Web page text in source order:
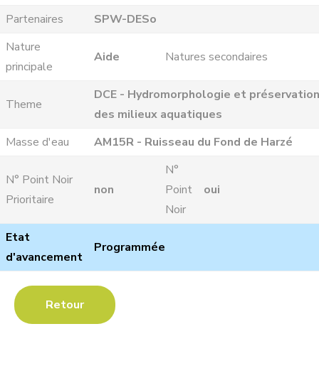
Partenaires
SPW-DESo
Nature
principale
Aide Natures secondaires
Theme
DCE - Hydromorphologie et préservation
des milieux aquatiques
Masse d'eau
AM15R - Ruisseau du Fond de Harzé
N° Point Noir
Prioritaire
non
N°
Point
Noir
oui
Etat
d'avancement
Programmée
Retour